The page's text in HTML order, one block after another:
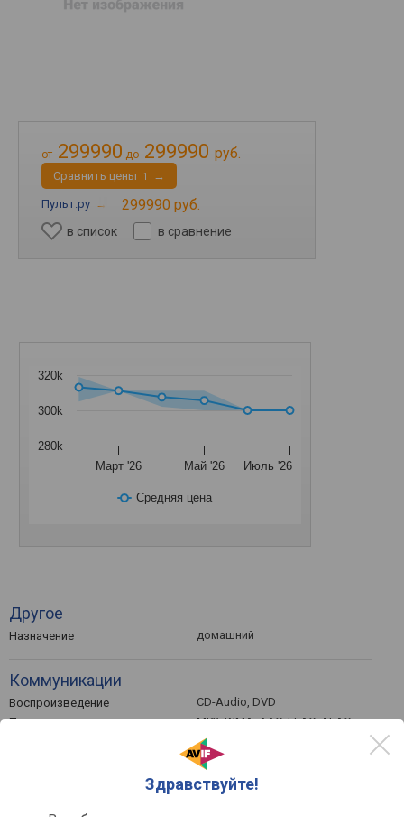
Здравствуйте!
от 299990 до 299990 руб.
Cравнить цены 1 →
Пульт.ру → 299990 руб.
в список в сравнение
Средняя цена
Март '26 Май '26 Июль '26
280k
300k
320k
Другое
Назначение домашний
Коммуникации
Воспроизведение
CD-Audio, DVD
Поддерживает
MP3, WMA, AAC, FLAC, ALAC,
AIF, DSD